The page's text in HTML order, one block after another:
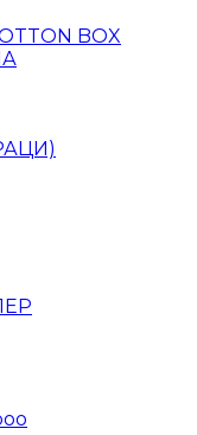
BOX